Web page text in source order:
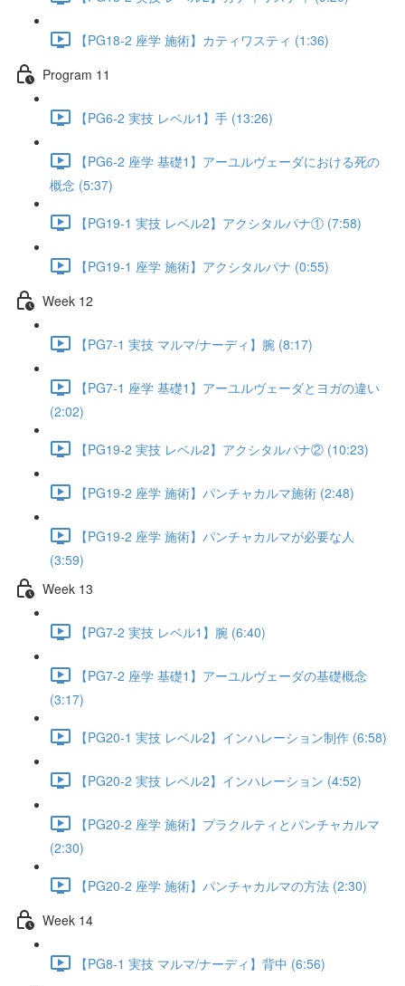
【PG18-2 座学 施術】カティワスティ (1:36)
Program 11
【PG6-2 実技 レベル1】手 (13:26)
【PG6-2 座学 基礎1】アーユルヴェーダにおける死の
概念 (5:37)
【PG19-1 実技 レベル2】アクシタルパナ① (7:58)
【PG19-1 座学 施術】アクシタルパナ (0:55)
Week 12
【PG7-1 実技 マルマ/ナーディ】腕 (8:17)
【PG7-1 座学 基礎1】アーユルヴェーダとヨガの違い
(2:02)
【PG19-2 実技 レベル2】アクシタルパナ② (10:23)
【PG19-2 座学 施術】パンチャカルマ施術 (2:48)
【PG19-2 座学 施術】パンチャカルマが必要な人
(3:59)
Week 13
【PG7-2 実技 レベル1】腕 (6:40)
【PG7-2 座学 基礎1】アーユルヴェーダの基礎概念
(3:17)
【PG20-1 実技 レベル2】インハレーション制作 (6:58)
【PG20-2 実技 レベル2】インハレーション (4:52)
【PG20-2 座学 施術】プラクルティとパンチャカルマ
(2:30)
【PG20-2 座学 施術】パンチャカルマの方法 (2:30)
Week 14
【PG8-1 実技 マルマ/ナーディ】背中 (6:56)